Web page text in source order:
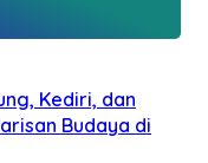
Kediri, dan
Budaya di